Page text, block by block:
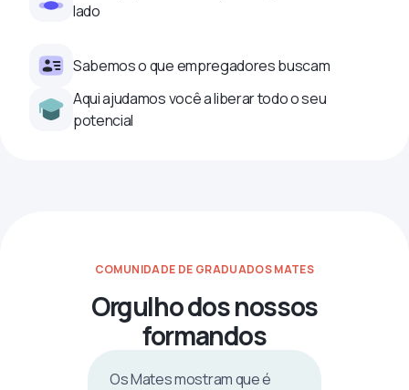
lado
Sabemos o que empregadores buscam
Aqui ajudamos você a liberar todo o seu
potencial
COMUNIDADE DE GRADUADOS MATES
Orgulho dos nossos
formandos
Os Mates mostram que é